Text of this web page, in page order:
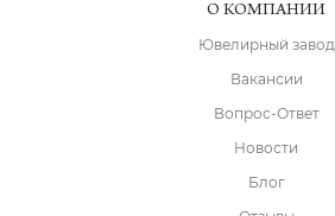
О КОМПАНИИ
Ювелирный завод
Вакансии
Вопрос-Ответ
Новости
Блог